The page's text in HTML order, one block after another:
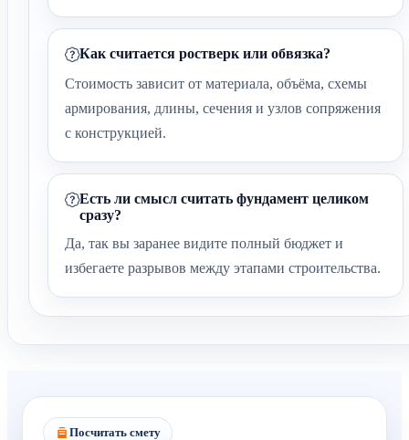
Как считается ростверк или обвязка?
Стоимость зависит от материала, объёма, схемы
армирования, длины, сечения и узлов сопряжения
с конструкцией.
Есть ли смысл считать фундамент целиком
сразу?
Да, так вы заранее видите полный бюджет и
избегаете разрывов между этапами строительства.
Посчитать смету